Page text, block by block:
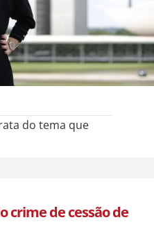
do tema que
crime de cessão de